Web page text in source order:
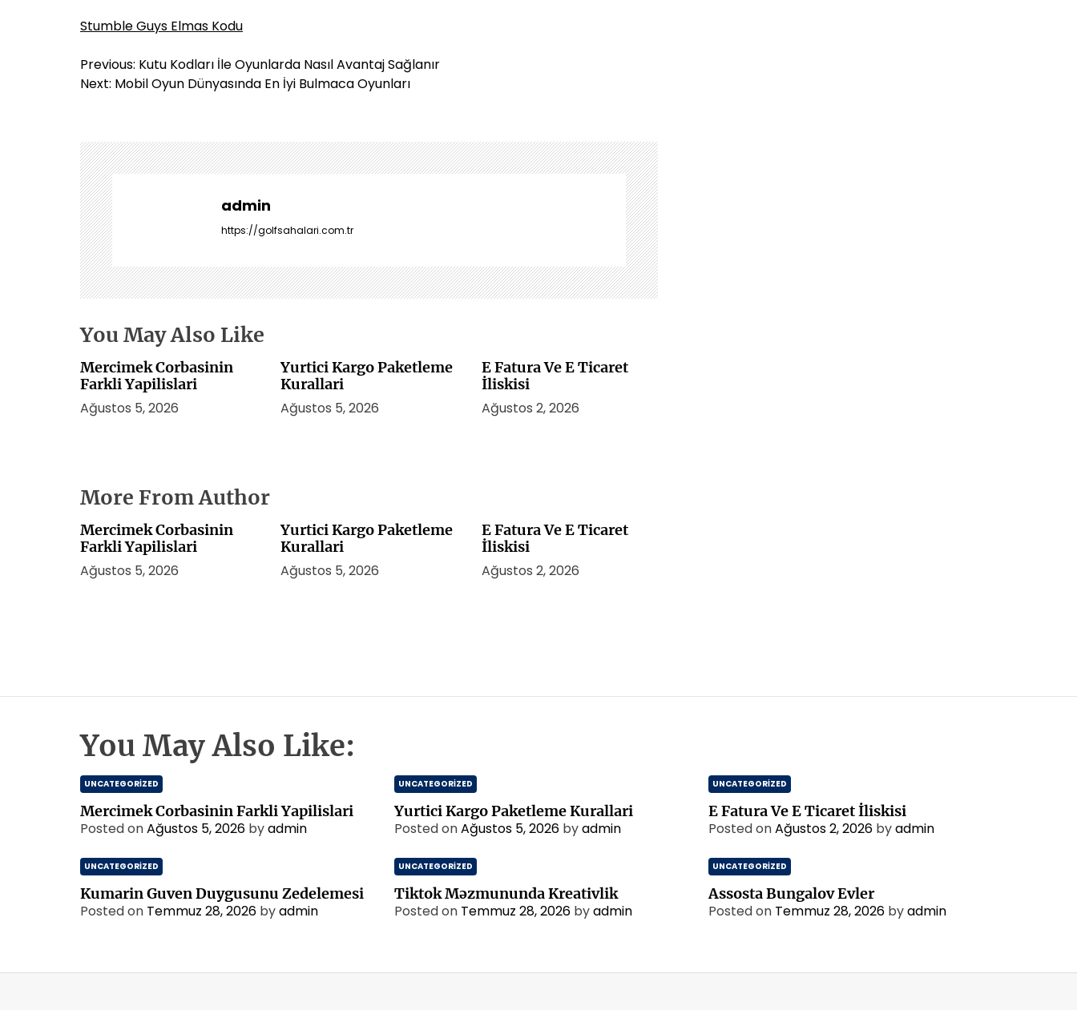
Stumble Guys Elmas Kodu
Y
a
g
e
z
i
n
m
e
s
i
Previous: Kutu Kodları İle Oyunlarda Nasıl Avantaj Sağlanır
Next: Mobil Oyun Dünyasında En İyi Bulmaca Oyunları
admin
https://golfsahalari.com.tr
You May Also Like
Mercimek Corbasinin
Farkli Yapilislari
Ağustos 5, 2026
Yurtici Kargo Paketleme
Kurallari
Ağustos 5, 2026
E Fatura Ve E Ticaret
İliskisi
Ağustos 2, 2026
More From Author
Mercimek Corbasinin
Farkli Yapilislari
Ağustos 5, 2026
Yurtici Kargo Paketleme
Kurallari
Ağustos 5, 2026
E Fatura Ve E Ticaret
İliskisi
Ağustos 2, 2026
You May Also Like:
UNCATEGORIZED
Mercimek Corbasinin Farkli Yapilislari
Posted onAğustos 5, 2026 byadmin
UNCATEGORIZED
Yurtici Kargo Paketleme Kurallari
Posted onAğustos 5, 2026 byadmin
UNCATEGORIZED
E Fatura Ve E Ticaret İliskisi
Posted onAğustos 2, 2026 byadmin
UNCATEGORIZED
Kumarin Guven Duygusunu Zedelemesi
Posted on Temmuz 28, 2026 byadmin
UNCATEGORIZED
Tiktok Məzmununda Kreativlik
Posted on Temmuz 28, 2026 byadmin
UNCATEGORIZED
Assosta Bungalov Evler
Posted on Temmuz 28, 2026 byadmin